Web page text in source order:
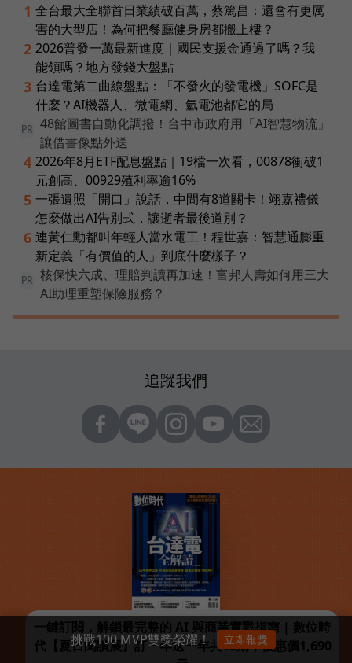
1 全台最大全聯首日業績破百萬，蔡篤昌：還會有更厲
害的大型店！為何把餐廳健身房都搬上樓？
2 2026普發一萬最新進度｜國民支援金通過了嗎？我
能領嗎？地方發錢大盤點
3 台達電第二曲線盤點：「不發火的發電機」SOFC是
什麼？AI機器人、微電網、氫電池都它的局
PR
48館圖書自動化調撥！台中市政府用「AI智慧物流」
讓借書像點外送
4 2026年8月ETF配息盤點｜19檔一次看，00878衝破1
元創高、00929殖利率逾16%
5 一張遺照「開口」說話，中間有8道關卡！翊嘉禮儀
怎麼做出AI告別式，讓逝者最後道別？
6 連黃仁勳都叫年輕人當水電工！程世嘉：智慧通膨重
新定義「有價值的人」到底什麼樣子？
PR
核保快六成、理賠判讀再加速！富邦人壽如何用三大
AI助理重塑保險服務？
追蹤我們
一鍵訂閱，解鎖最完整的 AI 與商業實戰指南 | 數位時
代【夏日閱讀展】訂一年送一年共12期，優惠價1,690
挑戰100 MVP雙獎榮耀！ 立即報獎